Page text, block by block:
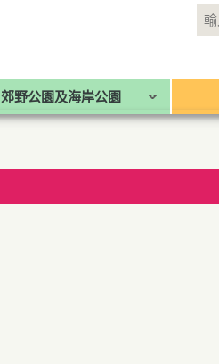
郊野公園及海岸公園